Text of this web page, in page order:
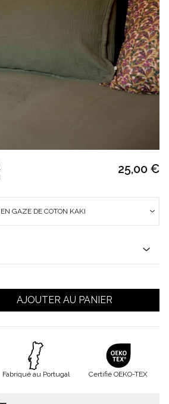
25,00 €
GAZE DE COTON KAKI
AJOUTER AU PANIER
Fabriqué au Portugal Certifié OEKO-TEX